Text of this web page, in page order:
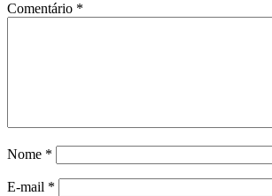
Comentário *
Nome *
E-mail *